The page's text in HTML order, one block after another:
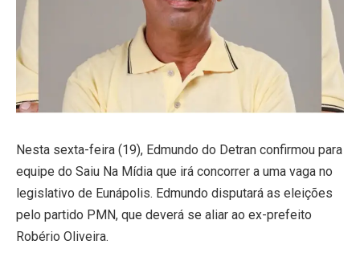
Nesta sexta-feira (19), Edmundo do Detran confirmou para
equipe do Saiu Na Mídia que irá concorrer a uma vaga no
legislativo de Eunápolis. Edmundo disputará as eleições
pelo partido PMN, que deverá se aliar ao ex-prefeito
Robério Oliveira.